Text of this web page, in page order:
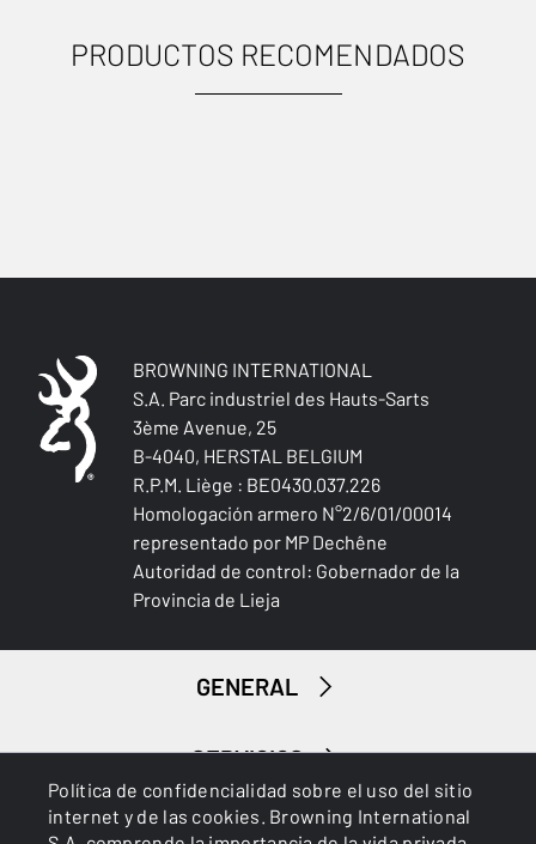
Política de confidencialidad sobre el uso del sitio
internet y de las cookies. Browning International
USOS
Caza menor
PRODUCTOS RECOMENDADOS
BROWNING INTERNATIONAL
S.A. Parc industriel des Hauts-Sarts
3ème Avenue, 25
B-4040, HERSTAL BELGIUM
R.P.M. Liège : BE0430.037.226
Homologación armero N°2/6/01/00014
representado por MP Dechêne
Autoridad de control: Gobernador de la
Provincia de Lieja
GENERAL
SERVICIOS